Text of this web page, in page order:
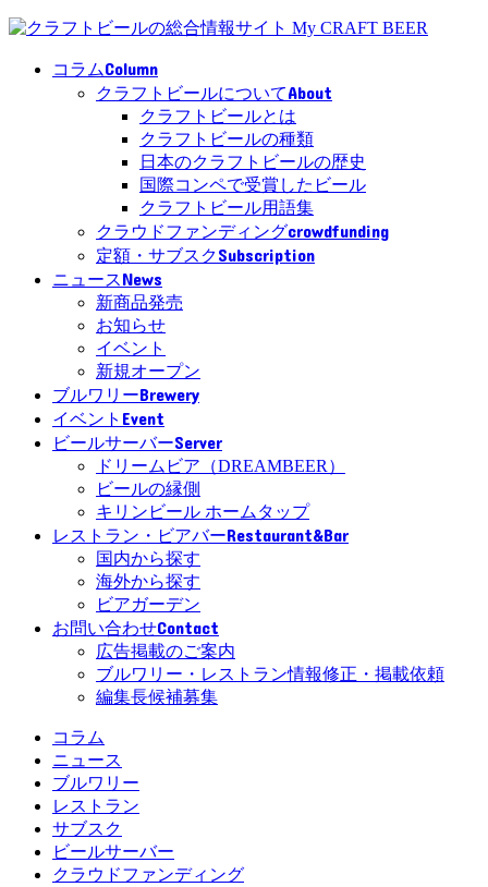
コラムColumn
クラフトビールについてAbout
クラフトビールとは
クラフトビールの種類
日本のクラフトビールの歴史
国際コンペで受賞したビール
クラフトビール用語集
クラウドファンディングcrowdfunding
定額・サブスクSubscription
ニュースNews
新商品発売
お知らせ
イベント
新規オープン
ブルワリーBrewery
イベント Event
ビールサーバーServer
ドリームビア（DREAMBEER）
ビールの縁側
キリンビール ホームタップ
レストラン・ビアバーRestaurant&Bar
国内から探す
海外から探す
ビアガーデン
お問い合わせContact
広告掲載のご案内
ブルワリー・レストラン情報修正・掲載依頼
編集長候補募集
コラム
ニュース
ブルワリー
レストラン
サブスク
ビールサーバー
クラウドファンディング